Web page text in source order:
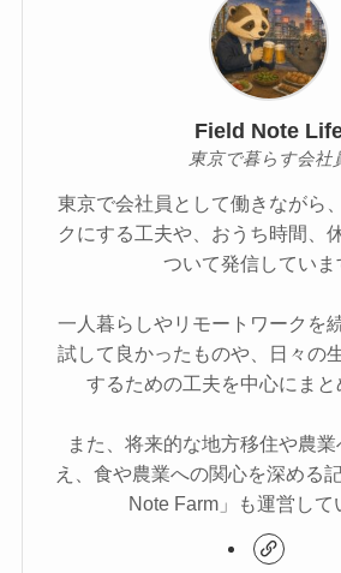
Field Note
東京で暮らす会社
東京で会社員として働きながら
クにする工夫や、おうち時間、
ついて発信していま
一人暮らしやリモートワークを
試して良かったものや、日々の
するための工夫を中心にまと
また、将来的な地方移住や農
え、食や農業への関心を深める
Note Farm」も運営して